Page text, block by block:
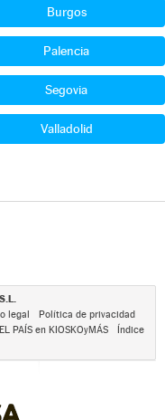
Burgos
Palencia
Segovia
Valladolid
legal
Política de privacidad
EL PAÍS en KIOSKOyMÁS
Índice